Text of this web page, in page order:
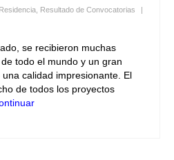
Resultado de Convocatorias
|
se recibieron muchas
todo el mundo y un gran
calidad impresionante. El
de todos los proyectos